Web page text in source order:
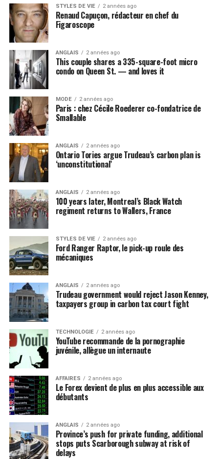
STYLES DE VIE 2 années ago
Renaud Capuçon, rédacteur en chef du
Figaroscope
ANGLAIS 2 années ago
This couple shares a 335-square-foot micro
condo on Queen St. — and loves it
MODE 2 années ago
Paris : chez Cécile Roederer co-fondatrice de
Smallable
ANGLAIS 2 années ago
Ontario Tories argue Trudeau’s carbon plan is
‘unconstitutional’
ANGLAIS 2 années ago
100 years later, Montreal’s Black Watch
regiment returns to Wallers, France
STYLES DE VIE 2 années ago
Ford Ranger Raptor, le pick-up roule des
mécaniques
ANGLAIS 2 années ago
Trudeau government would reject Jason Kenney,
taxpayers group in carbon tax court fight
TECHNOLOGIE 2 années ago
YouTube recommande de la pornographie
juvénile, allègue un internaute
AFFAIRES 2 années ago
Le Forex devient de plus en plus accessible aux
débutants
ANGLAIS 2 années ago
Province’s push for private funding, additional
stops puts Scarborough subway at risk of
delays